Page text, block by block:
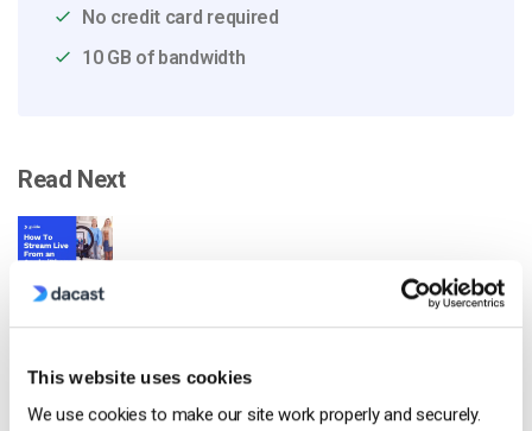
This website uses cookies
We use cookies to make our site work properly and securely.
No credit card required
10 GB of bandwidth
Read Next
Comment diffuser en direct à partir d’un
iPhone d’Apple en 6 étapes faciles